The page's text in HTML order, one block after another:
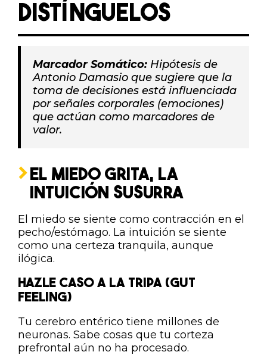
DISTÍNGUELOS
Marcador Somático: Hipótesis de
Antonio Damasio que sugiere que la
toma de decisiones está influenciada
por señales corporales (emociones)
que actúan como marcadores de
valor.
EL MIEDO GRITA, LA
INTUICIÓN SUSURRA
El miedo se siente como contracción en el
pecho/estómago. La intuición se siente
como una certeza tranquila, aunque
ilógica.
HAZLE CASO A LA TRIPA (GUT
FEELING)
Tu cerebro entérico tiene millones de
neuronas. Sabe cosas que tu corteza
prefrontal aún no ha procesado.